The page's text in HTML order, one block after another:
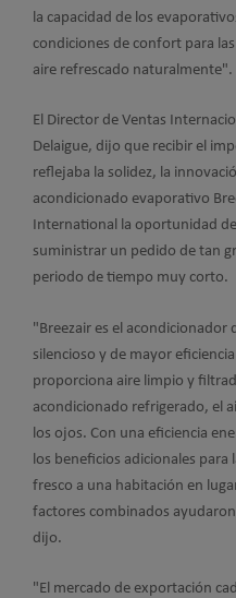
la capacidad de los
condiciones de confort para
aire refrescado naturalmente".
El Director de Ventas
Delaigue, dijo que recibir el
reflejaba la solidez, la
acondicionado evaporativo
International la oportunidad
suministrar un pedido de tan
periodo de tiempo muy corto.
"Breezair es el acondicionador
silencioso y de mayor
proporciona aire limpio y
acondicionado refrigerado, el
los ojos. Con una eficiencia
los beneficios adicionales para
fresco a una habitación en
factores combinados
dijo.
"El mercado de exportación